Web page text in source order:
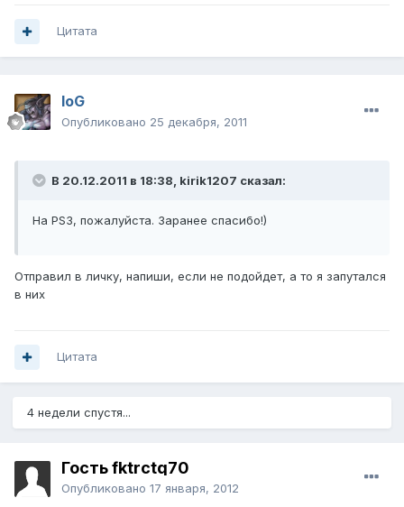
Цитата
IoG
Опубликовано 25 декабря, 2011
В 20.12.2011 в 18:38, kirik1207 сказал:
На PS3, пожалуйста. Заранее спасибо!)
Отправил в личку, напиши, если не подойдет, а то я запутался
в них
Цитата
4 недели спустя...
Гость fktrctq70
Опубликовано 17 января, 2012